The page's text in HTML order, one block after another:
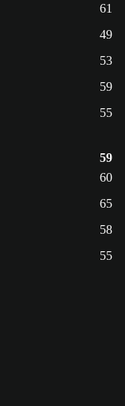
61
49
53
59
55
59
60
65
58
55